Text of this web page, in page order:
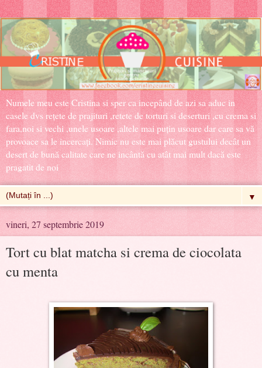
Numele meu este Cristina si sper ca incepând de azi sa aduc in
casele dvs rețete de prajituri ,retete de torturi si deserturi ,cu crema si
fara,noi si vechi ,unele usoare ,altele mai puțin usoare dar care sa vă
provoace sa le incercați. Nimic nu este mai plăcut gustului decât un
desert de bună calitate care ne incântă cu atât mai mult dacă este
pragatit de noi
▼
vineri, 27 septembrie 2019
Tort cu blat matcha si crema de ciocolata
cu menta